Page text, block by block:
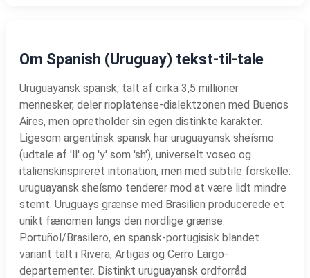
Om Spanish (Uruguay) tekst-til-tale
Uruguayansk spansk, talt af cirka 3,5 millioner
mennesker, deler rioplatense-dialektzonen med Buenos
Aires, men opretholder sin egen distinkte karakter.
Ligesom argentinsk spansk har uruguayansk sheísmo
(udtale af 'll' og 'y' som 'sh'), universelt voseo og
italienskinspireret intonation, men med subtile forskelle:
uruguayansk sheísmo tenderer mod at være lidt mindre
stemt. Uruguays grænse med Brasilien producerede et
unikt fænomen langs den nordlige grænse:
Portuñol/Brasilero, en spansk-portugisisk blandet
variant talt i Rivera, Artigas og Cerro Largo-
departementer. Distinkt uruguayansk ordforråd